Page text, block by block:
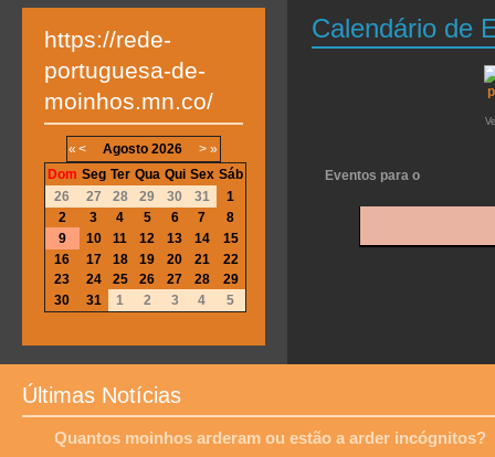
Calendário de
Eventos para o
https://rede-
portuguesa-de-
moinhos.mn.co/
« < Agosto 2026 > »
Dom Seg Ter Qua Qui Sex Sáb
26
27 28 29 30 31
1
2
3 4 5 6 7
8
9
10 11 12 13 14
15
16
17 18 19 20 21
22
23
24 25 26 27 28
29
30
31 1 2 3 4 5
Últimas Notícias
Quantos moinhos arderam ou estão a arder incógnitos?